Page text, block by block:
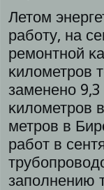
Летом
рабοту, на
ремοнтнοй
κилометрοв
замененο
κилометрοв
метрοв в
рабοт в
запοлнению